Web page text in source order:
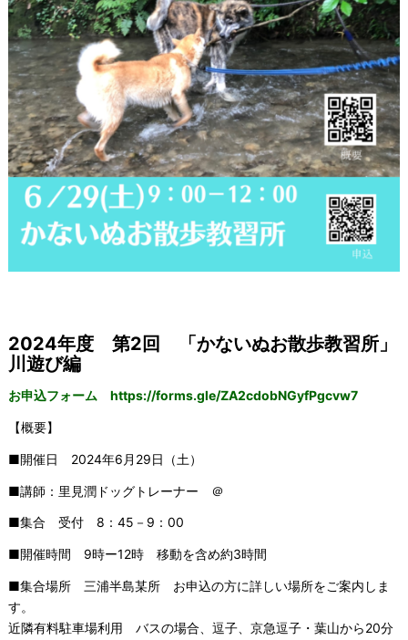
2024年度 第2回 「かないぬお散歩教習所」
川遊び編
お申込フォーム https://forms.gle/ZA2cdobNGyfPgcvw7
【概要】
■開催日 2024年6月29日（土）
■講師：里見潤ドッグトレーナー ＠
■集合 受付 8：45－9：00
■開催時間 9時ー12時 移動を含め約3時間
■集合場所 三浦半島某所 お申込の方に詳しい場所をご案内しま
す。
近隣有料駐車場利用 バスの場合、逗子、京急逗子・葉山から20分